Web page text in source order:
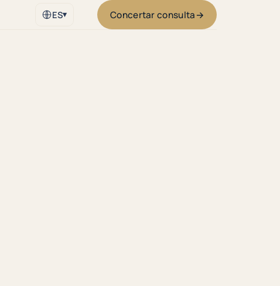
ES▾ Concertar consulta→